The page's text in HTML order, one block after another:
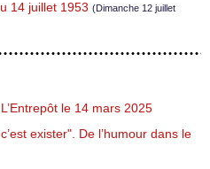
14 juillet 1953 (Dimanche 12 juillet
le 14 mars 2025
exister". De l’humour dans le